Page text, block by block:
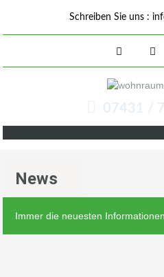
Schreiben Sie uns :
07431 /
News
Immer die neuesten Informationen